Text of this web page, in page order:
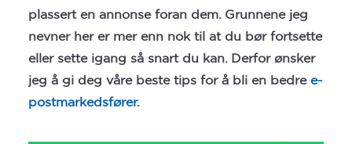
plassert en annonse foran dem. Grunnene jeg
nevner her er mer enn nok til at du bør fortsette
eller sette igang så snart du kan. Derfor ønsker
jeg å gi deg våre beste tips for å bli en bedre e-
postmarkedsfører.